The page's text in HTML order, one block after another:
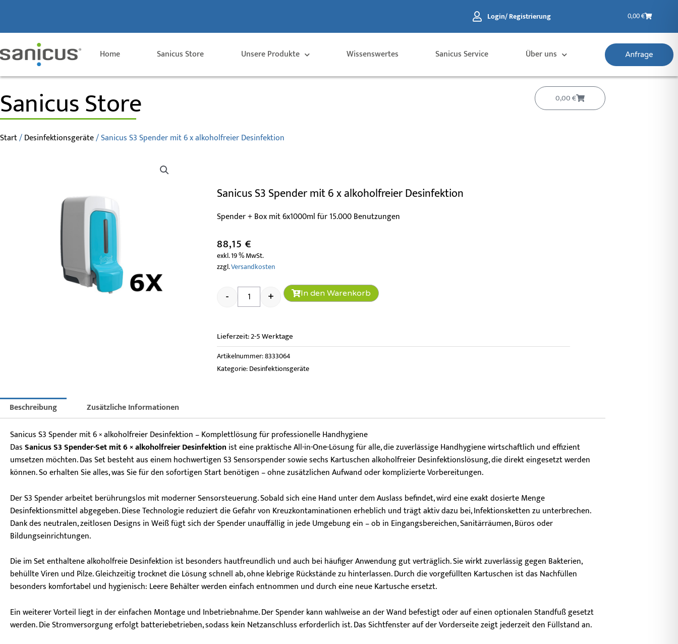
springen
Login/ Registrierung 0,00€Warenkorb
Home Sanicus Store Unsere Produkte Wissenswertes Sanicus Service Über uns Anfrage
Sanicus Store
Start/Desinfektionsgeräte/ Sanicus S3 Spender mit 6 x alkoholfreier Desinfektion
0,00€Warenkorb
Sanicus S3 Spender mit 6 x alkoholfreier Desinfektion
Spender + Box mit 6x1000ml für 15.000 Benutzungen
88,15 €
exkl. 19 % MwSt.
zzgl.Versandkosten
- + In den Warenkorb
Lieferzeit:2-5 Werktage
Artikelnummer:8333064
Kategorie:Desinfektionsgeräte
Beschreibung
Zusätzliche Informationen
Sanicus S3 Spender mit 6 × alkoholfreier Desinfektion – Komplettlösung für professionelle Handhygiene
DasSanicus S3 Spender-Set mit 6 × alkoholfreier Desinfektion ist eine praktische All-in-One-Lösung für alle, die zuverlässige Handhygiene wirtschaftlich und effizient
umsetzen möchten. Das Set besteht aus einem hochwertigen S3 Sensorspender sowie sechs Kartuschen alkoholfreier Desinfektionslösung, die direkt eingesetzt werden
können. So erhalten Sie alles, was Sie für den sofortigen Start benötigen – ohne zusätzlichen Aufwand oder komplizierte Vorbereitungen.
Der S3 Spender arbeitet berührungslos mit moderner Sensorsteuerung. Sobald sich eine Hand unter dem Auslass befindet, wird eine exakt dosierte Menge
Desinfektionsmittel abgegeben. Diese Technologie reduziert die Gefahr von Kreuzkontaminationen erheblich und trägt aktiv dazu bei, Infektionsketten zu unterbrechen.
Dank des neutralen, zeitlosen Designs in Weiß fügt sich der Spender unauffällig in jede Umgebung ein – ob in Eingangsbereichen, Sanitärräumen, Büros oder
Bildungseinrichtungen.
Die im Set enthaltene alkoholfreie Desinfektion ist besonders hautfreundlich und auch bei häufiger Anwendung gut verträglich. Sie wirkt zuverlässig gegen Bakterien,
behüllte Viren und Pilze. Gleichzeitig trocknet die Lösung schnell ab, ohne klebrige Rückstände zu hinterlassen. Durch die vorgefüllten Kartuschen ist das Nachfüllen
besonders komfortabel und hygienisch: Leere Behälter werden einfach entnommen und durch eine neue Kartusche ersetzt.
Ein weiterer Vorteil liegt in der einfachen Montage und Inbetriebnahme. Der Spender kann wahlweise an der Wand befestigt oder auf einen optionalen Standfuß gesetzt
werden. Die Stromversorgung erfolgt batteriebetrieben, sodass kein Netzanschluss erforderlich ist. Das Sichtfenster auf der Vorderseite zeigt jederzeit den Füllstand an.